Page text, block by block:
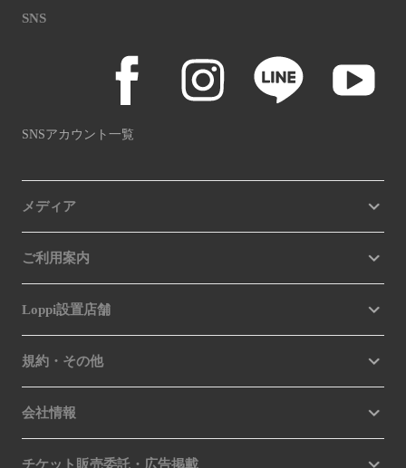
SNS
SNSアカウント一覧
メディア
ご利用案内
Loppi設置店舗
規約・その他
会社情報
チケット販売委託・広告掲載